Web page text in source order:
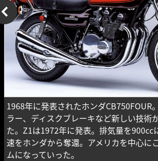
1968年に発表されたホンダCB750FOUR
ラー、ディスクブレーキなど新しい技術
た。Z1は1972年に発表。排気量を900cc
速をホンダから奪還。アメリカを中心に
ムになっていった。